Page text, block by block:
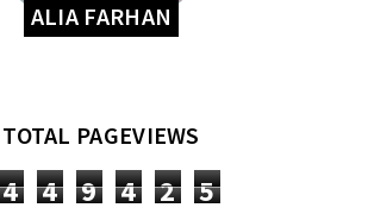
ALIA FARHAN
TOTAL PAGEVIEWS
4 4 9 4 2 5